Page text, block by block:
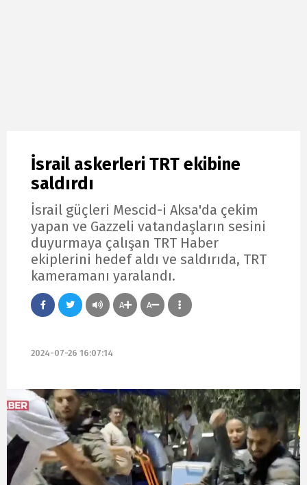
İsrail askerleri TRT ekibine
saldırdı
İsrail güçleri Mescid-i Aksa'da çekim
yapan ve Gazzeli vatandaşların sesini
duyurmaya çalışan TRT Haber
ekiplerini hedef aldı ve saldırıda, TRT
kameramanı yaralandı.
A A
2024-07-26 16:07:14